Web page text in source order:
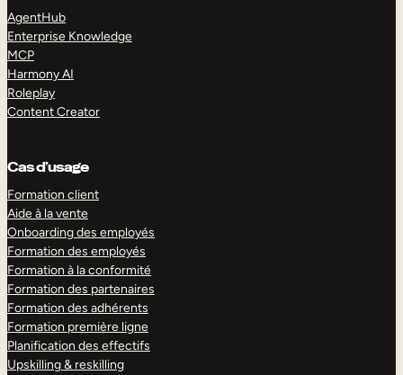
AgentHub
Enterprise Knowledge
MCP
Harmony AI
Roleplay
Content Creator
Cas d’usage
Formation client
Aide à la vente
Onboarding des employés
Formation des employés
Formation à la conformité
Formation des partenaires
Formation des adhérents
Formation première ligne
Planification des effectifs
Upskilling & reskilling